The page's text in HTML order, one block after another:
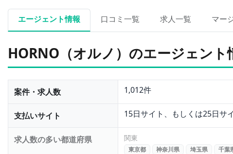
エージェント情報 口コミ一覧 求人一覧 マー
HORNO（オルノ）のエージェント
案件・求人数 1,012件
支払いサイト 15日サイト、もしくは25日サ
求人数の多い都道府県 関東
東京都 神奈川県 埼玉県 千葉